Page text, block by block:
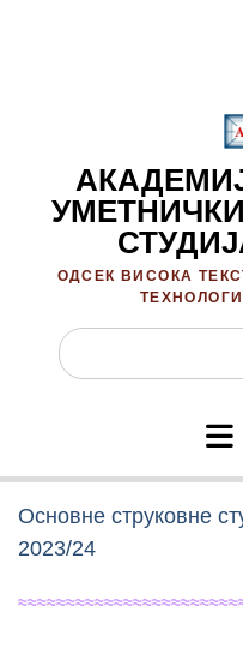
ОДСЕК ВИСОКА
Search
for:
Основне струковне
2023/24